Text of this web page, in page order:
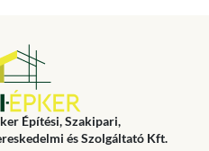
Építési, Szakipari,
és Szolgáltató Kft.